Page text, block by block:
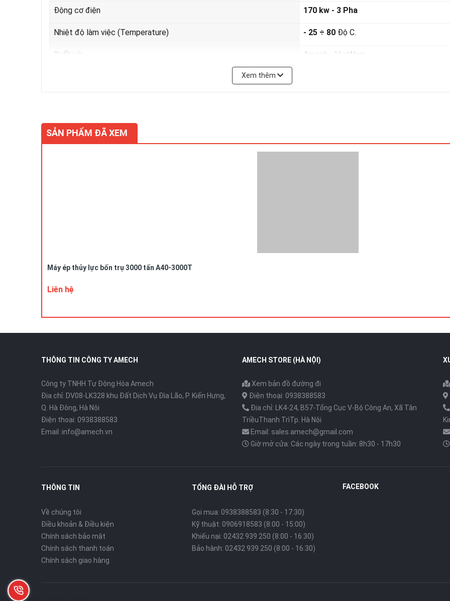
Động cơ điện 170 kw - 3 Pha
Nhiệt độ làm việc (Temperature) - 25 ÷ 80 Độ C.
Xuất xứ Amech - VietNam
Xem thêm
SẢN PHẨM ĐÃ XEM
Máy ép thủy lực bốn trụ 3000 tấn A40-3000T
Liên hệ
THÔNG TIN CÔNG TY AMECH
Công ty TNHH Tự Động Hóa Amech
Địa chỉ: DV08-LK328 khu Đất Dịch Vụ Đìa Lão, P. Kiến Hưng,
Q. Hà Đông, Hà Nội
Điện thoại: 0938388583
Email: info@amech.vn
AMECH STORE (HÀ NỘI)
Xem bản đồ đường đi
Điện thoại: 0938388583
Địa chỉ: LK4-24, B57-Tổng Cục V-Bộ Công An, Xã Tân
TriềuThanh TrìTp. Hà Nội
Email: sales.amech@gmail.com
Giờ mở cửa: Các ngày trong tuần: 8h30 - 17h30
THÔNG TIN
Về chúng tôi
Điều khoản & Điều kiện
Chính sách bảo mật
Chính sách thanh toán
Chính sách giao hàng
TỔNG ĐÀI HỖ TRỢ
Gọi mua: 0938388583 (8:30 - 17:30)
Kỹ thuật: 0906918583 (8:00 - 15:00)
Khiếu nại: 02432 939 250 (8:00 - 16:30)
Bảo hành: 02432 939 250 (8:00 - 16:30)
FACEBOOK